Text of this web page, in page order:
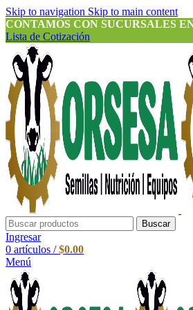
Skip to navigation Skip to main content
CONTAMOS CON SUCURSALES
Lista de Cotización
Buscar
Ingresar
0 artículos / $0.00
Menú